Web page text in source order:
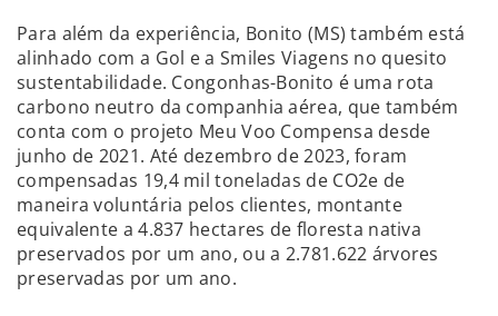
Para além da experiência, Bonito (MS) também está
alinhado com a Gol e a Smiles Viagens no quesito
sustentabilidade. Congonhas-Bonito é uma rota
carbono neutro da companhia aérea, que também
conta com o projeto Meu Voo Compensa desde
junho de 2021. Até dezembro de 2023, foram
compensadas 19,4 mil toneladas de CO2e de
maneira voluntária pelos clientes, montante
equivalente a 4.837 hectares de floresta nativa
preservados por um ano, ou a 2.781.622 árvores
preservadas por um ano.